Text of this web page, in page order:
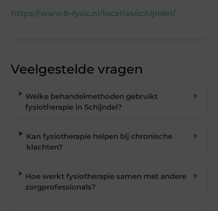
https://www.b-fysic.nl/locaties/schijndel/
Veelgestelde vragen
Welke behandelmethoden gebruikt
fysiotherapie in Schijndel?
▼
Kan fysiotherapie helpen bij chronische
klachten?
▼
Hoe werkt fysiotherapie samen met andere
zorgprofessionals?
▼